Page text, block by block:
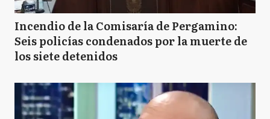
Incendio de la Comisaría de Pergamino:
Seis policías condenados por la muerte de
los siete detenidos